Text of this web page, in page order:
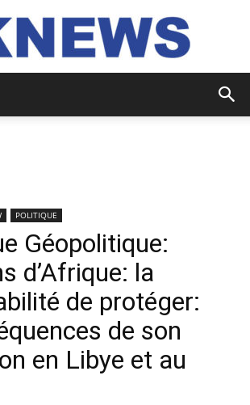
POLITIQUE
Géopolitique:
d’Afrique: la
de protéger:
de son
en Libye et au